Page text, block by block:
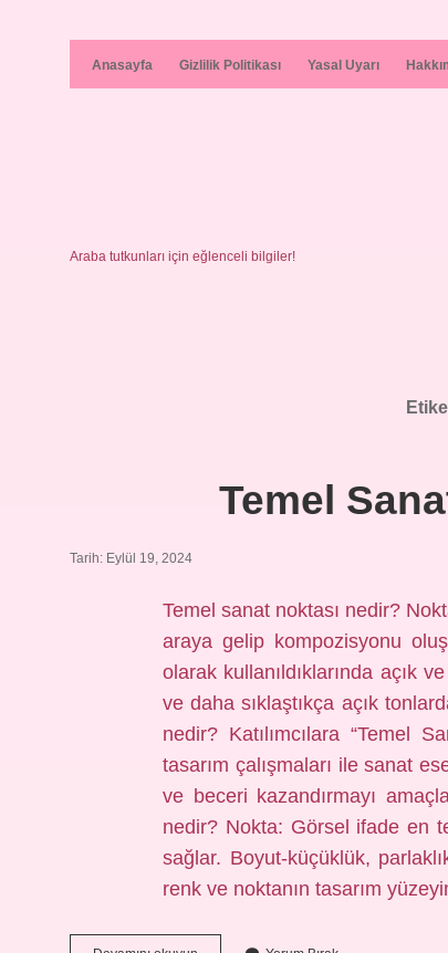
Anasayfa Gizlilik Politikası Yasal Uyarı
Araba tutkunları için eğlenceli bilgiler!
Temel
Tarih: Eylül 19, 2024
Temel sanat noktası nedir?
araya gelip kompozisyonu
olarak kullanıldıklarında açık
ve daha sıklaştıkça açık
nedir? Katılımcılara “Temel
tasarım çalışmaları ile sanat
ve beceri kazandırmayı
nedir? Nokta: Görsel ifade en
sağlar. Boyut-küçüklük,
renk ve noktanın tasarım